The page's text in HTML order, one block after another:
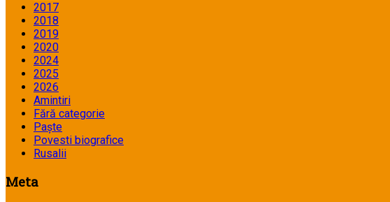
2017
2018
2019
2020
2024
2025
2026
Amintiri
Fără categorie
Paște
Povesti biografice
Rusalii
Meta